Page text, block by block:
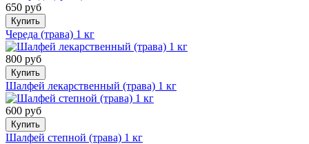
650 руб
Купить
Череда (трава) 1 кг
800 руб
Купить
Шалфей лекарственный (трава) 1 кг
600 руб
Купить
Шалфей степной (трава) 1 кг